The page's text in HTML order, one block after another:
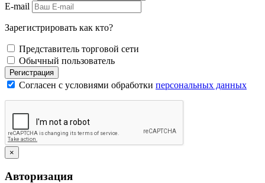
E-mail
Зарегистрировать как кто?
Представитель торговой сети
Обычный пользователь
Регистрация
Согласен с условиями обработки персональных данных
×
Авторизация